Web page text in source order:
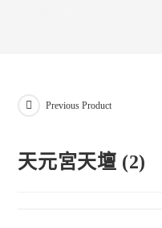
Previous Product
天元宮天壇 (2)